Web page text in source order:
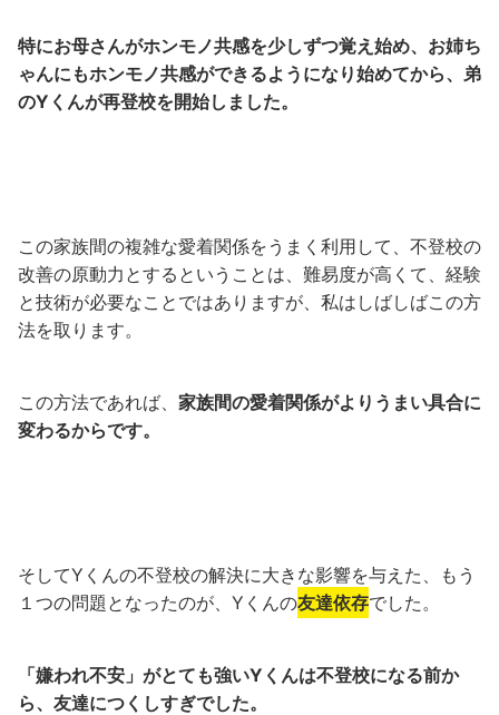
特にお母さんがホンモノ共感を少しずつ覚え始め、お姉ち
ゃんにもホンモノ共感ができるようになり始めてから、弟
のYくんが再登校を開始しました。
この家族間の複雑な愛着関係をうまく利用して、不登校の
改善の原動力とするということは、難易度が高くて、経験
と技術が必要なことではありますが、私はしばしばこの方
法を取ります。
この方法であれば、 家族間の愛着関係がよりうまい具合に
変わるからです。
そしてYくんの不登校の解決に大きな影響を与えた、もう
１つの問題となったのが、Yくんの友達依存でした。
「嫌われ不安」がとても強いYくんは不登校になる前か
ら、友達につくしすぎでした。